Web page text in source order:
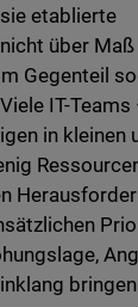
etablierte
über
Gegenteil
IT-Teams
in kleinen